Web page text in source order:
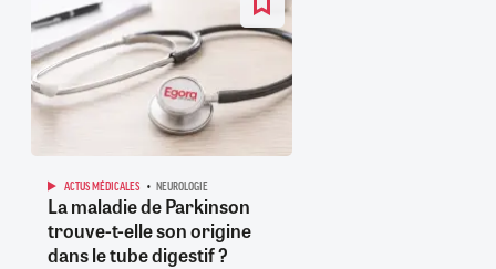
ACTUS MÉDICALES NEUROLOGIE
La maladie de Parkinson
trouve-t-elle son origine
dans le tube digestif ?